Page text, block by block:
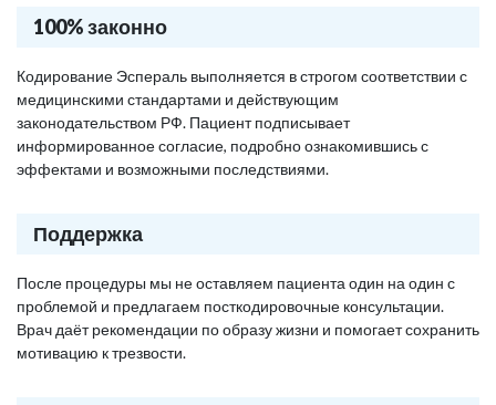
100% законно
Кодирование Эспераль выполняется в строгом соответствии с
медицинскими стандартами и действующим
законодательством РФ. Пациент подписывает
информированное согласие, подробно ознакомившись с
эффектами и возможными последствиями.
Поддержка
После процедуры мы не оставляем пациента один на один с
проблемой и предлагаем посткодировочные консультации.
Врач даёт рекомендации по образу жизни и помогает сохранить
мотивацию к трезвости.